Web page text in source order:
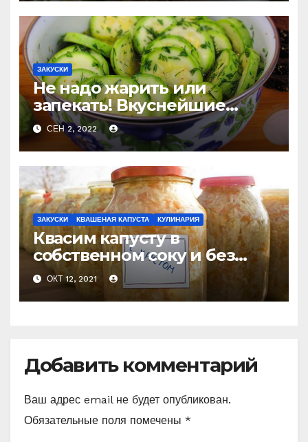
ЗАКУСКИ
Не надо жарить или
запекать! Вкуснейшие
маринованные кабачки за
считанные минуты
СЕН 2, 2022
ЗАКУСКИ КВАШЕНАЯ КАПУСТА КУЛИНАРИЯ
Квасим капусту в
собственном соку и без
добавления рассола!
Простой способ.
ОКТ 12, 2021
Добавить комментарий
Ваш адрес email не будет опубликован.
Обязательные поля помечены *